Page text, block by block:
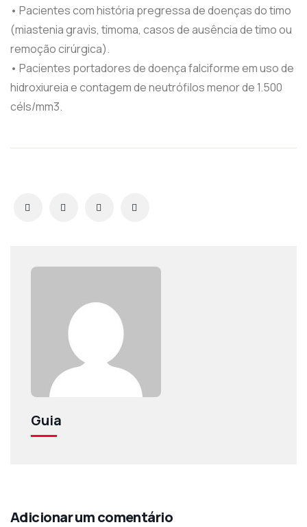
• Pacientes com história pregressa de doenças do timo
(miastenia gravis, timoma, casos de ausência de timo ou
remoção cirúrgica).
• Pacientes portadores de doença falciforme em uso de
hidroxiureia e contagem de neutrófilos menor de 1.500
céls/mm3.
Guia
Adicionar um comentário